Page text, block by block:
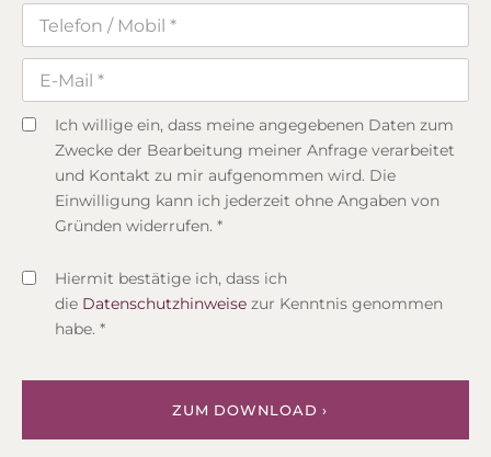
Ich willige ein, dass meine angegebenen Daten zum
Zwecke der Bearbeitung meiner Anfrage verarbeitet
und Kontakt zu mir aufgenommen wird. Die
Einwilligung kann ich jederzeit ohne Angaben von
Gründen widerrufen. *
Hiermit bestätige ich, dass ich
die Datenschutzhinweise zur Kenntnis genommen
habe. *
ZUM DOWNLOAD ›